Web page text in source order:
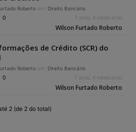
Roberto em: Direito Bancário
0 7 anos, 4 meses atrás
Wilson Furtado Roberto
de Crédito (SCR) do
Roberto em: Direito Bancário
0 7 anos, 4 meses atrás
Wilson Furtado Roberto
2 (de 2 do total)